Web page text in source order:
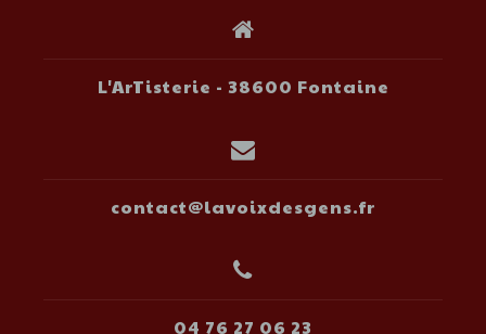
L'ArTisterie - 38600 Fontaine
contact@lavoixdesgens.fr
04 76 27 06 23